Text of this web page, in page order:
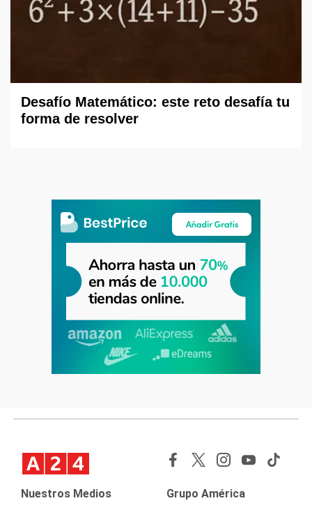
Desafío Matemático: este reto desafía tu
forma de resolver
Nuestros Medios Grupo América